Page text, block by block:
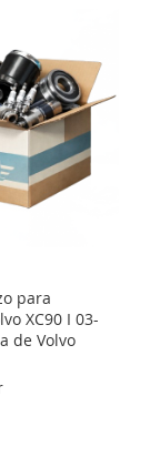
para
XC90 I 03-
de Volvo